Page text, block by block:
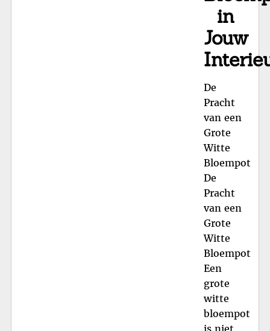
in
Jouw
De
Pracht
van een
Grote
Witte
Bloempot
De
Pracht
van een
Grote
Witte
Bloempot
Een
grote
witte
bloempot
is niet